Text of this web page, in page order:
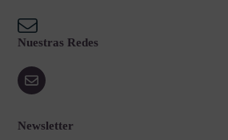
Nuestras Redes
Newsletter